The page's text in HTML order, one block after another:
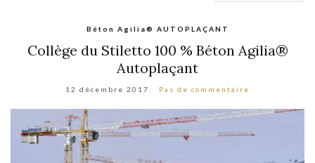
Béton Agilia® AUTOPLAÇANT
Collège du Stiletto 100 % Béton Agilia®
Autoplaçant
12 décembre 2017 Pas de commentaire